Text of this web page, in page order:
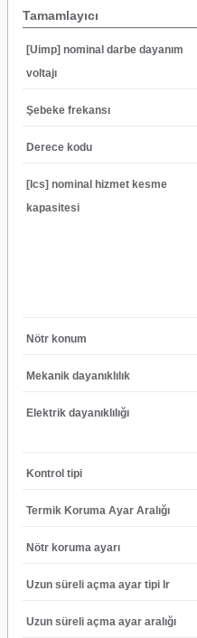
Tamamlayıcı
[Uimp] nominal darbe dayanım
voltajı
Şebeke frekansı
Derece kodu
[Ics] nominal hizmet kesme
kapasitesi
Nötr konum
Mekanik dayanıklılık
Elektrik dayanıklılığı
Kontrol tipi
Termik Koruma Ayar Aralığı
Nötr koruma ayarı
Uzun süreli açma ayar tipi lr
Uzun süreli açma ayar aralığı